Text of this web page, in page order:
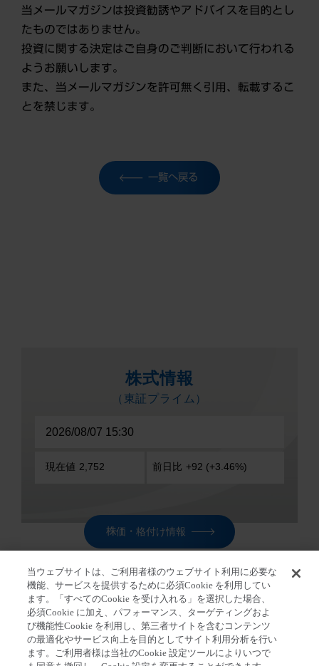
ホーム > ニュースリリース ピックアップ
当メールマガジンは投資勧誘やアドバイスを目的とし
たものではありません。
投資に関する決定はご自身のご判断において行われる
ようお願いします。
また、当メールマガジンを許可無く引用、転載するこ
とを禁じます。
一覧へ戻る
株価・格付け情報
当ウェブサイトは、ご利用者様のウェブサイト利用に必要な
機能、サービスを提供するために必須Cookie を利用してい
ます。「すべてのCookie を受け入れる」を選択した場合、
必須Cookie に加え、パフォーマンス、ターゲティングおよ
び機能性Cookie を利用し、第三者サイトを含むコンテンツ
の最適化やサービス向上を目的としてサイト利用分析を行い
ます。ご利用者様は当社のCookie 設定ツールによりいつで